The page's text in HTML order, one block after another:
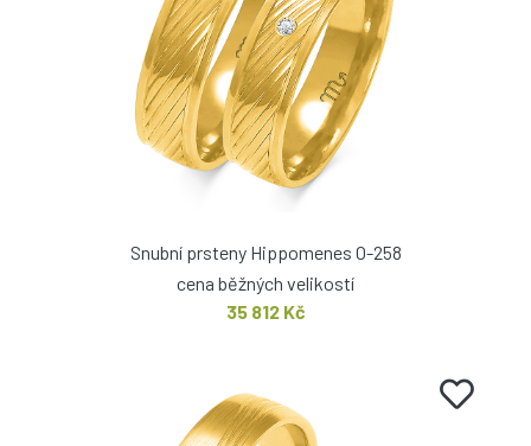
Snubní prsteny Hippomenes O-258
cena běžných velikostí
35 812 Kč